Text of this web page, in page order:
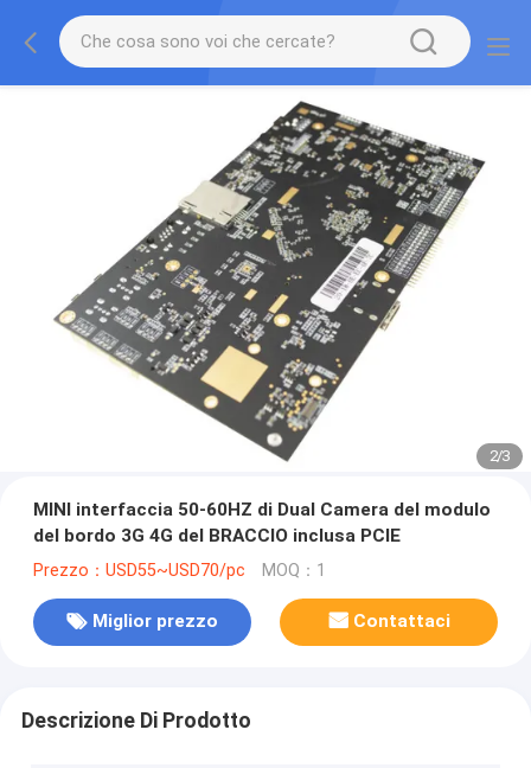
2/3
MINI interfaccia 50-60HZ di Dual Camera del modulo
del bordo 3G 4G del BRACCIO inclusa PCIE
Prezzo：USD55~USD70/pc MOQ：1
Miglior prezzo Contattaci
Descrizione Di Prodotto